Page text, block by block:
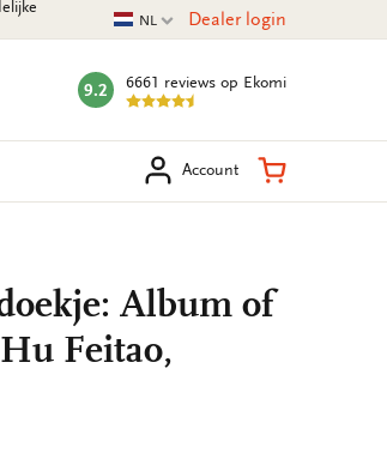
Huidige taal
NL Dealer login
mark:
9.2 6661 reviews op Ekomi
Account Winkelmand
Album of
Feitao,